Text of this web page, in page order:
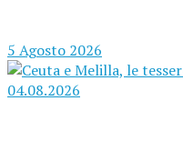
5 Agosto 2026